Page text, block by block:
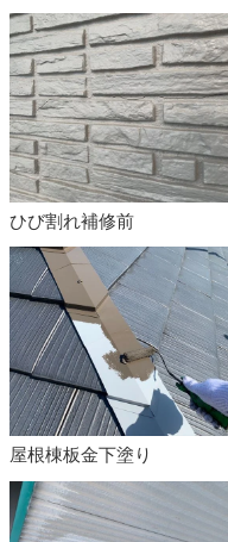
ひび割れ補修前
屋根棟板金下塗り